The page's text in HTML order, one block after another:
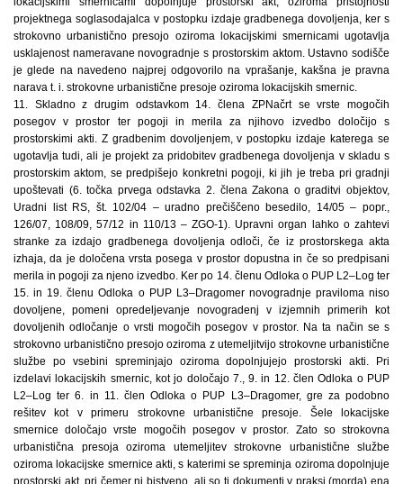
projektnega soglasodajalca v postopku izdaje gradbenega dovoljenja, ker s
strokovno urbanistično presojo oziroma lokacijskimi smernicami ugotavlja
usklajenost nameravane novogradnje s prostorskim aktom. Ustavno sodišče
je glede na navedeno najprej odgovorilo na vprašanje, kakšna je pravna
narava t. i. strokovne urbanistične presoje oziroma lokacijskih smernic.
11. Skladno z drugim odstavkom 14. člena ZPNačrt se vrste mogočih
posegov v prostor ter pogoji in merila za njihovo izvedbo določijo s
prostorskimi akti. Z gradbenim dovoljenjem, v postopku izdaje katerega se
ugotavlja tudi, ali je projekt za pridobitev gradbenega dovoljenja v skladu s
prostorskim aktom, se predpišejo konkretni pogoji, ki jih je treba pri gradnji
upoštevati (6. točka prvega odstavka 2. člena Zakona o graditvi objektov,
Uradni list RS, št. 102/04 – uradno prečiščeno besedilo, 14/05 – popr.,
126/07, 108/09, 57/12 in 110/13 – ZGO-1). Upravni organ lahko o zahtevi
stranke za izdajo gradbenega dovoljenja odloči, če iz prostorskega akta
izhaja, da je določena vrsta posega v prostor dopustna in če so predpisani
merila in pogoji za njeno izvedbo. Ker po 14. členu Odloka o PUP L2–Log ter
15. in 19. členu Odloka o PUP L3–Dragomer novogradnje praviloma niso
dovoljene, pomeni opredeljevanje novogradenj v izjemnih primerih kot
dovoljenih odločanje o vrsti mogočih posegov v prostor. Na ta način se s
strokovno urbanistično presojo oziroma z utemeljitvijo strokovne urbanistične
službe po vsebini spreminjajo oziroma dopolnjujejo prostorski akti. Pri
izdelavi lokacijskih smernic, kot jo določajo 7., 9. in 12. člen Odloka o PUP
L2–Log ter 6. in 11. člen Odloka o PUP L3–Dragomer, gre za podobno
rešitev kot v primeru strokovne urbanistične presoje. Šele lokacijske
smernice določajo vrste mogočih posegov v prostor. Zato so strokovna
urbanistična presoja oziroma utemeljitev strokovne urbanistične službe
oziroma lokacijske smernice akti, s katerimi se spreminja oziroma dopolnjuje
prostorski akt, pri čemer ni bistveno, ali so ti dokumenti v praksi (morda) ena